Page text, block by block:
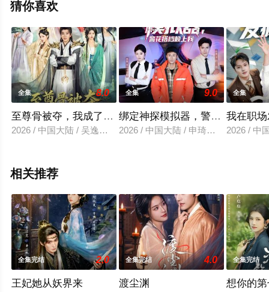
视猫或剧情网等平台了解。
猜你喜欢
全集 8.0
至尊骨被夺，我成了仙门香饽饽
2026 / 中国大陆 / 吴逸迦＆温如意
全集 9.0
绑定神探模拟器，警花搭档赖上
2026 / 中国大陆 / 申琦＆黄盈
全集
我在职
2026 / 中
相关推荐
全集完结 2.0
王妃她从妖界来
全集完结 4.0
渡尘渊
全集完结
想你的